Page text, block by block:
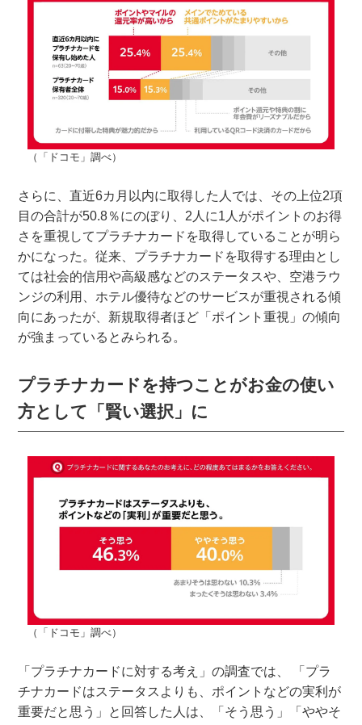
（「ドコモ」調べ）
さらに、直近6カ月以内に取得した人では、その上位2項
目の合計が50.8％にのぼり、2人に1人がポイントのお得
さを重視してプラチナカードを取得していることが明ら
かになった。従来、プラチナカードを取得する理由とし
ては社会的信用や高級感などのステータスや、空港ラウ
ンジの利用、ホテル優待などのサービスが重視される傾
向にあったが、新規取得者ほど「ポイント重視」の傾向
が強まっているとみられる。
プラチナカードを持つことがお金の使い
方として「賢い選択」に
（「ドコモ」調べ）
「プラチナカードに対する考え」の調査では、 「プラ
チナカードはステータスよりも、ポイントなどの実利が
重要だと思う」と回答した人は、「そう思う」「ややそ